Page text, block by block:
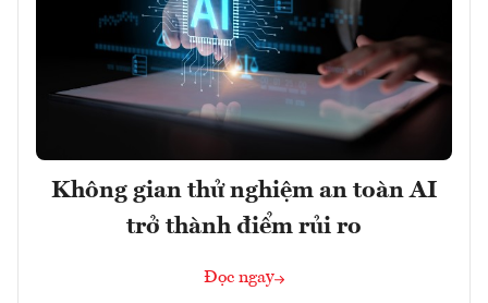
Không gian thử nghiệm an toàn AI
trở thành điểm rủi ro
Đọc ngay